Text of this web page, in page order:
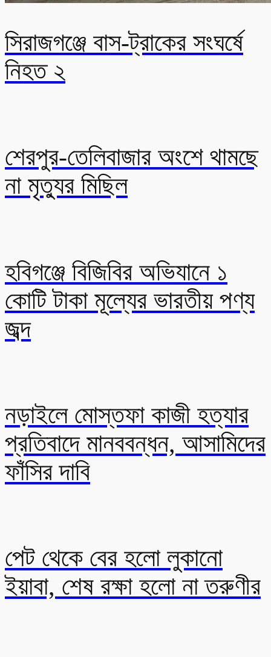
সিরাজগঞ্জে বাস-ট্রাকের সংঘর্ষে
নিহত ২
শেরপুর-তেলিবাজার অংশে থামছে
না মৃত্যুর মিছিল
হবিগঞ্জে বিজিবির অভিযানে ১
কোটি টাকা মূল্যের ভারতীয় পণ্য
জব্দ
নড়াইলে মোস্তফা কাজী হত্যার
প্রতিবাদে মানববন্ধন, আসামিদের
ফাঁসির দাবি
পেট থেকে বের হলো লুকানো
ইয়াবা, শেষ রক্ষা হলো না তরুণীর